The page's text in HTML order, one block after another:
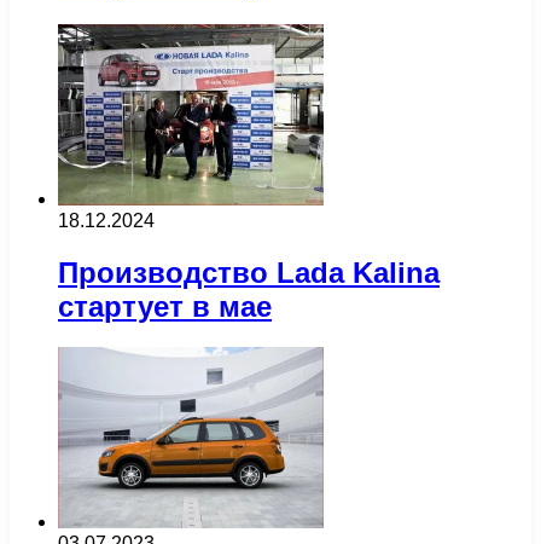
18.12.2024
Производство Lada Kalina
стартует в мае